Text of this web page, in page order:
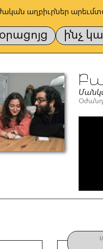
աղբիւրներ
օրացոյց ինչ